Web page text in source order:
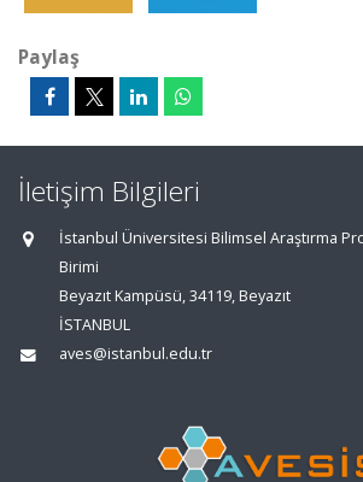
Paylaş
İletişim Bilgileri
İstanbul Üniversitesi Bilimsel Araştırma
Birimi
Beyazıt Kampüsü, 34119, Beyazıt
İSTANBUL
aves@istanbul.edu.tr